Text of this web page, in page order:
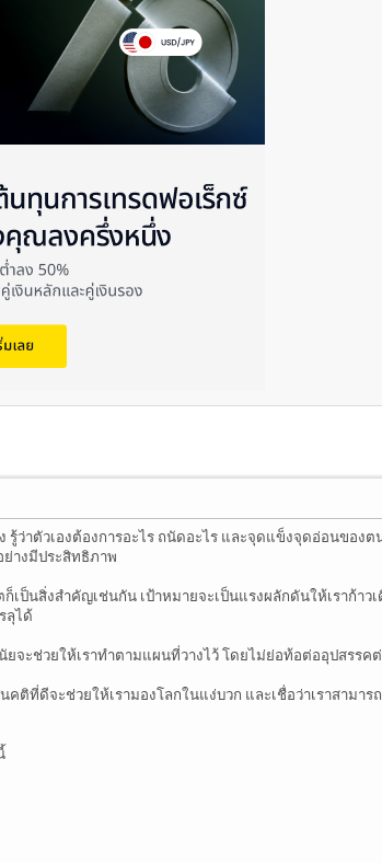
รู้ว่าตัวเองต้องการอะไร ถนัดอะไร และจุดแข็งจุดอ่อนของ
างมีประสิทธิภาพ
เป็นสิ่งสำคัญเช่นกัน เป้าหมายจะเป็นแรงผลักดันให้เราก้า
ลุได้
จะช่วยให้เราทำตามแผนที่วางไว้ โดยไม่ย่อท้อต่ออุปสรรค
ที่ดีจะช่วยให้เรามองโลกในแง่บวก และเชื่อว่าเราสามาร